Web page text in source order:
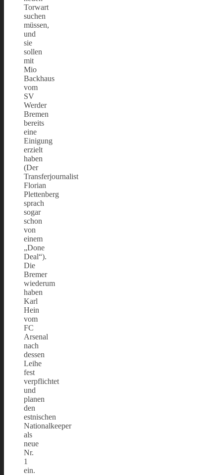
Torwart
suchen
müssen,
und
sie
sollen
mit
Mio
Backhaus
vom
SV
Werder
Bremen
bereits
eine
Einigung
erzielt
haben
(Der
Transferjournalist
Florian
Plettenberg
sprach
sogar
schon
von
einem
„Done
Deal“).
Die
Bremer
wiederum
haben
Karl
Hein
vom
FC
Arsenal
nach
dessen
Leihe
fest
verpflichtet
und
planen
den
estnischen
Nationalkeeper
als
neue
Nr.
1
ein.